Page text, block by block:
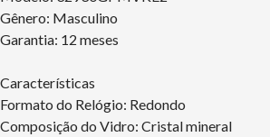
Gênero: Masculino
Garantia: 12 meses
Características
Formato do Relógio: Redondo
Composição do Vidro: Cristal mineral